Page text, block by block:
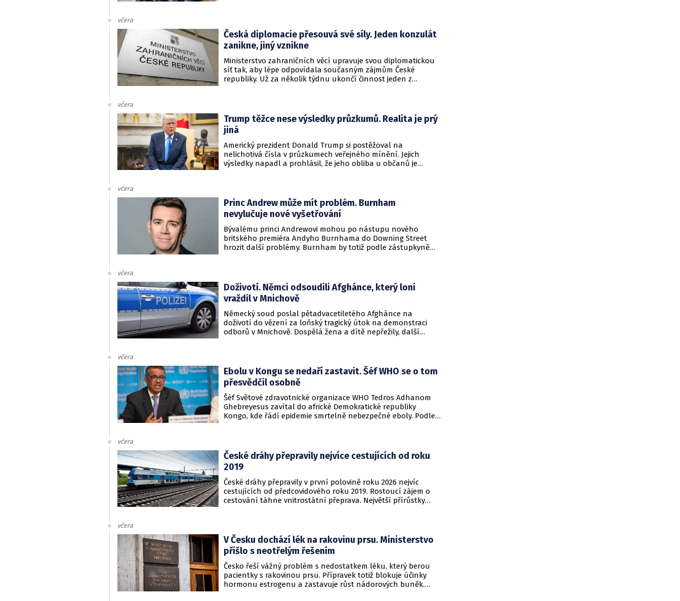
včera
Česká diplomacie přesouvá své síly. Jeden konzulát
zanikne, jiný vznikne
Ministerstvo zahraničních věcí upravuje svou diplomatickou
síť tak, aby lépe odpovídala současným zájmům České
republiky. Už za několik týdnu ukončí činnost jeden z
včera
Trump těžce nese výsledky průzkumů. Realita je prý
jiná
Americký prezident Donald Trump si postěžoval na
nelichotivá čísla v průzkumech veřejného mínění. Jejich
výsledky napadl a prohlásil, že jeho obliba u občanů je
včera
Princ Andrew může mít problém. Burnham
nevylučuje nové vyšetřování
Bývalému princi Andrewovi mohou po nástupu nového
britského premiéra Andyho Burnhama do Downing Street
hrozit další problémy. Burnham by totiž podle zástupkyně
včera
Doživotí. Němci odsoudili Afghánce, který loni
vraždil v Mnichově
Německý soud poslal pětadvacetiletého Afghánce na
doživotí do vězení za loňský tragický útok na demonstraci
odborů v Mnichově. Dospělá žena a dítě nepřežily, další
včera
Ebolu v Kongu se nedaří zastavit. Šéf WHO se o tom
přesvědčil osobně
Šéf Světové zdravotnické organizace WHO Tedros Adhanom
Ghebreyesus zavítal do africké Demokratické republiky
Kongo, kde řádí epidemie smrtelně nebezpečné eboly. Podle
včera
České dráhy přepravily nejvíce cestujících od roku
2019
České dráhy přepravily v první polovině roku 2026 nejvíc
cestujících od předcovidového roku 2019. Rostoucí zájem o
cestování táhne vnitrostátní přeprava. Největší přírůstky
individuálním motorismem.
včera
V Česku dochází lék na rakovinu prsu. Ministerstvo
přišlo s neotřelým řešením
Česko řeší vážný problém s nedostatkem léku, který berou
pacientky s rakovinou prsu. Přípravek totiž blokuje účinky
hormonu estrogenu a zastavuje růst nádorových buněk.